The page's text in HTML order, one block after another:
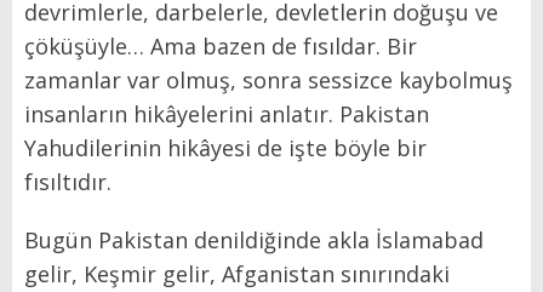
devrimlerle, darbelerle, devletlerin doğuşu ve
çöküşüyle… Ama bazen de fısıldar. Bir
zamanlar var olmuş, sonra sessizce kaybolmuş
insanların hikâyelerini anlatır. Pakistan
Yahudilerinin hikâyesi de işte böyle bir
fısıltıdır.
Bugün Pakistan denildiğinde akla İslamabad
gelir, Keşmir gelir, Afganistan sınırındaki